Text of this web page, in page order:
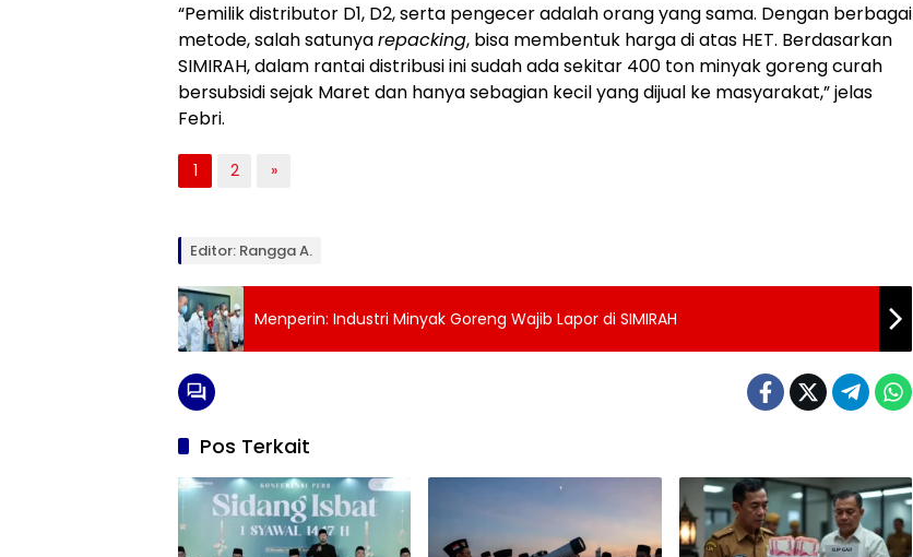
“Pemilik distributor D1, D2, serta pengecer adalah orang yang sama. Dengan berbagai
metode, salah satunyarepacking, bisa membentuk harga di atas HET. Berdasarkan
SIMIRAH, dalam rantai distribusi ini sudah ada sekitar 400 ton minyak goreng curah
bersubsidi sejak Maret dan hanya sebagian kecil yang dijual ke masyarakat,” jelas
Febri.
1 2 »
Editor: Rangga A.
Menperin: Industri Minyak Goreng Wajib Lapor di SIMIRAH
Pos Terkait